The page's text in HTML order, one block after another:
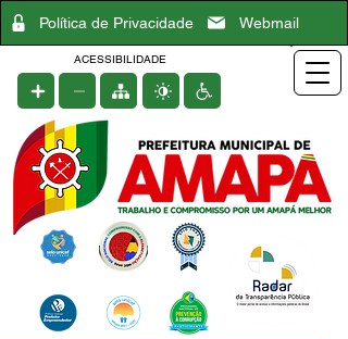
Política de Privacidade Webmail
ACESSIBILIDADE